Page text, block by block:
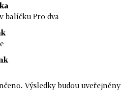
balíčku Pro dva
Výsledky budou uveřejněny